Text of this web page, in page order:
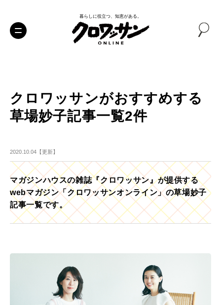
暮らしに役立つ、知恵がある。
クロワッサンがおすすめする
草場妙子記事一覧2件
2020.10.04【更新】
マガジンハウスの雑誌『クロワッサン』が提供する
webマガジン「クロワッサンオンライン」の草場妙子
記事一覧です。